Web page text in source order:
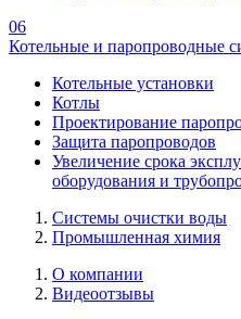
06
Котельные и паропроводные
Котельные установки
Котлы
Проектирование
Защита паропроводов
Увеличение срока
оборудования и
Системы очистки воды
Промышленная химия
О компании
Видеоотзывы